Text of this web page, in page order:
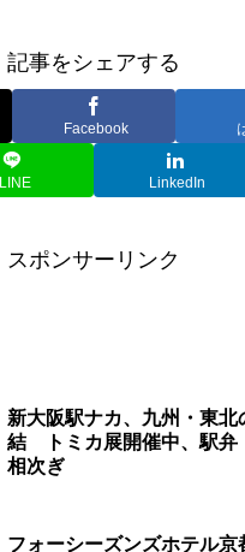
記事をシェアする
Facebook
LINE LinkedIn
スポンサーリンク
新大阪駅ナカ、九州・東北
結 トミカ展開催中、駅弁
相次ぎ
フォーシーズンズホテル京